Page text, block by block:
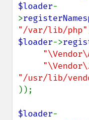
$loader-
>
"/var/lib/php"
$loader->
"/usr/lib/
));
$loader-